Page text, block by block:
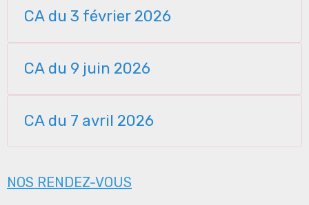
CA du 3 février 2026
CA du 9 juin 2026
CA du 7 avril 2026
NOS RENDEZ-VOUS